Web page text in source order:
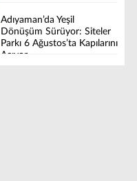
Adıyaman’da Yeşil
Dönüşüm Sürüyor: Siteler
Parkı 6 Ağustos’ta Kapılarını
Açıyor